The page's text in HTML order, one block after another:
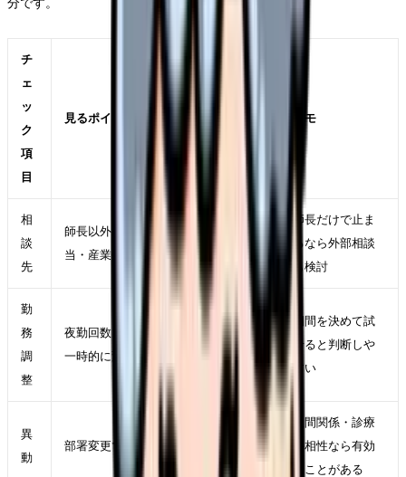
分です。
チ
ェ
ッ
ク
項
目
見るポイント メモ
相
談
先
師長以外に相談できる人事・教育担
当・産業保健スタッフがいるか
師長だけで止ま
るなら外部相談
も検討
勤
務
調
整
夜勤回数、残業、休み希望、業務量を
一時的に変えられるか
期間を決めて試
せると判断しや
すい
異
動
部署変更で原因が軽くなるか
人間関係・診療
科相性なら有効
なことがある